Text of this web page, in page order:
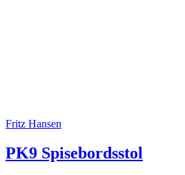
Fritz Hansen
PK9 Spisebordsstol